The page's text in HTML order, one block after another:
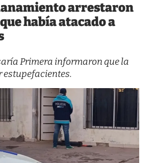
arrestaron
había atacado a
Primera informaron que la